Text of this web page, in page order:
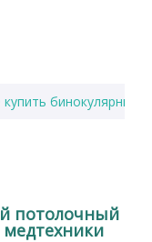
купить бинокулярные
потолочный
медтехники